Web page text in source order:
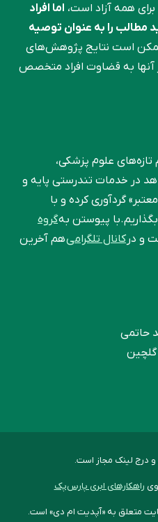
همه آزاد است، اما افراد
مطالب را به عنوان توصیه
است نتایج پژوهش‌های
آنها به قضاوت افراد متخصص
علوم پزشکی،
در خدمات تندرستی پایه و
گردآوری کرده و با
پیوستن بهگروه
و درکانال تلگرامیهم آخرین
حاتمی
گلچین
و درج لینک مجاز است.
راهکارهای ابری پارس‌پک
متعلق به «آپدیت ام دی» است.